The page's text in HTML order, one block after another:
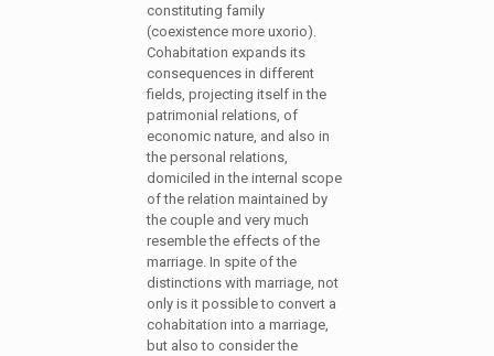
constituting family
(coexistence more uxorio).
Cohabitation expands its
consequences in different
fields, projecting itself in the
patrimonial relations, of
economic nature, and also in
the personal relations,
domiciled in the internal scope
of the relation maintained by
the couple and very much
resemble the effects of the
marriage. In spite of the
distinctions with marriage, not
only is it possible to convert a
cohabitation into a marriage,
but also to consider the